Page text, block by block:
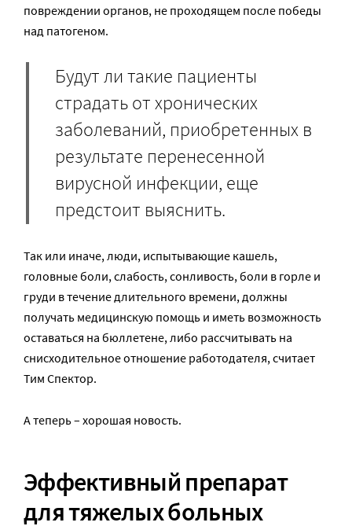
повреждении органов, не проходящем после победы
над патогеном.
Будут ли такие пациенты
страдать от хронических
заболеваний, приобретенных в
результате перенесенной
вирусной инфекции, еще
предстоит выяснить.
Так или иначе, люди, испытывающие кашель,
головные боли, слабость, сонливость, боли в горле и
груди в течение длительного времени, должны
получать медицинскую помощь и иметь возможность
оставаться на бюллетене, либо рассчитывать на
снисходительное отношение работодателя, считает
Тим Спектор.
А теперь – хорошая новость.
Эффективный препарат
для тяжелых больных